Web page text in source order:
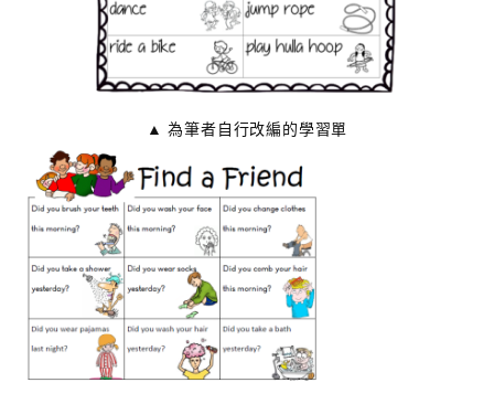
▲ 為筆者自行改編的學習單